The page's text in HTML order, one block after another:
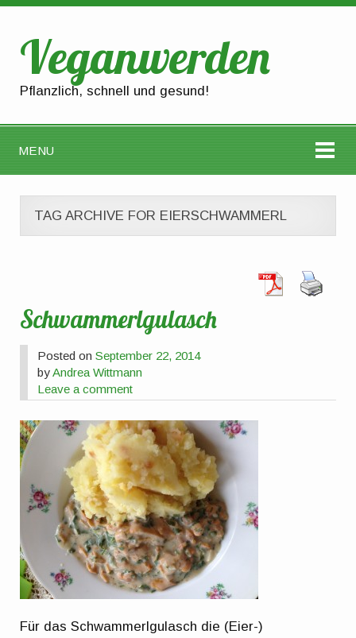
Veganwerden
Pflanzlich, schnell und gesund!
MENU
TAG ARCHIVE FOR EIERSCHWAMMERL
Schwammerlgulasch
Posted onSeptember 22, 2014
byAndrea Wittmann
Leave a comment
Für das Schwammerlgulasch die (Eier-)